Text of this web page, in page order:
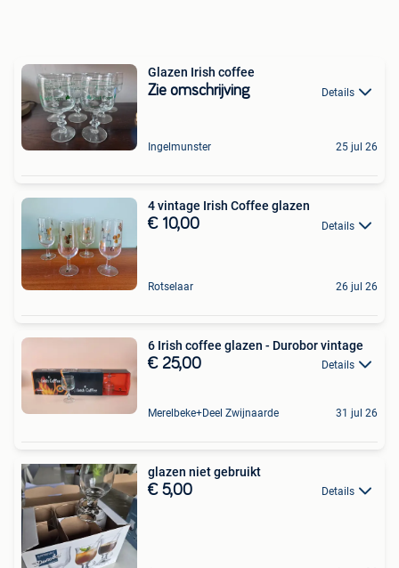
Glazen Irish coffee
Zie omschrijving Details
Ingelmunster 25 jul 26
4 vintage Irish Coffee glazen
€ 10,00 Details
Rotselaar 26 jul 26
6 Irish coffee glazen - Durobor vintage
€ 25,00 Details
Merelbeke+Deel Zwijnaarde 31 jul 26
glazen niet gebruikt
€ 5,00 Details